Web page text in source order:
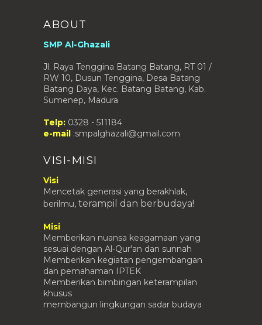
ABOUT
SMP Al-Ghazali
Jl. Raya Tenggina Batang Batang, RT 01 /
RW 10, Dusun Tenggina, Desa Batang
Batang Daya, Kec. Batang Batang, Kab.
Sumenep, Madura
Telp: 0328 - 511184
e-mail :smpalghazali@gmail.com
VISI-MISI
Visi
Mencetak generasi yang berakhlak,
berilmu, terampil dan berbudaya!
Misi
Memberikan nuansa keagamaan yang
sesuai dengan Al-Qur'an dan sunnah
Memberikan kegiatan pengembangan
dan pemahaman IPTEK
Memberikan bimbingan keterampilan
khusus
membangun lingkungan sadar budaya